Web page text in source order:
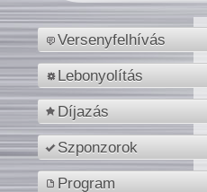
Versenyfelhívás
Lebonyolítás
Díjazás
Szponzorok
Program